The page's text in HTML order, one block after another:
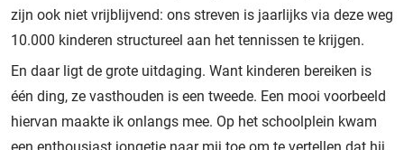
zijn ook niet vrijblijvend: ons streven is jaarlijks via deze weg
10.000 kinderen structureel aan het tennissen te krijgen.
En daar ligt de grote uitdaging. Want kinderen bereiken is
één ding, ze vasthouden is een tweede. Een mooi voorbeeld
hiervan maakte ik onlangs mee. Op het schoolplein kwam
een enthousiast jongetje naar mij toe om te vertellen dat hij